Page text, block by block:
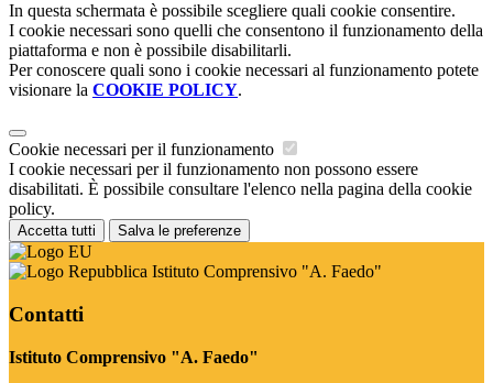
In questa schermata è possibile scegliere quali cookie consentire.
I cookie necessari sono quelli che consentono il funzionamento della
piattaforma e non è possibile disabilitarli.
Per conoscere quali sono i cookie necessari al funzionamento potete
visionare la COOKIE POLICY.
Cookie necessari per il funzionamento
I cookie necessari per il funzionamento non possono essere
disabilitati. È possibile consultare l'elenco nella pagina della cookie
policy.
Accetta tutti Salva le preferenze
Istituto Comprensivo "A. Faedo"
Contatti
Istituto Comprensivo "A. Faedo"